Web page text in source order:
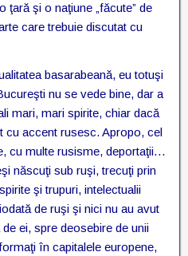
ţară şi o naţiune „făcute” de
care trebuie discutat cu
basarabeană, eu totuşi
nu se vede bine, dar a
mari, mari spirite, chiar dacă
cu accent rusesc. Apropo, cel
cu multe rusisme, deportaţii…
născuţi sub ruşi, trecuţi prin
şi trupuri, intelectualii
de ruşi şi nici nu au avut
ei, spre deosebire de unii
în capitalele europene,